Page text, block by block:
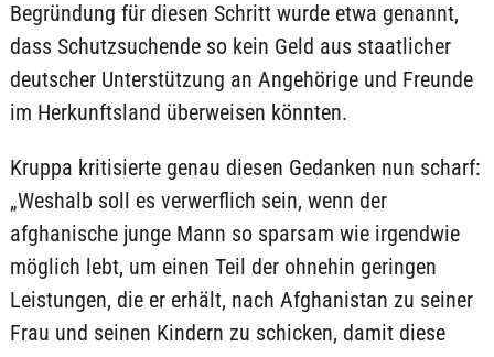
Begründung für diesen Schritt wurde etwa genannt,
dass Schutzsuchende so kein Geld aus staatlicher
deutscher Unterstützung an Angehörige und Freunde
im Herkunftsland überweisen könnten.
Kruppa kritisierte genau diesen Gedanken nun scharf:
„Weshalb soll es verwerflich sein, wenn der
afghanische junge Mann so sparsam wie irgendwie
möglich lebt, um einen Teil der ohnehin geringen
Leistungen, die er erhält, nach Afghanistan zu seiner
Frau und seinen Kindern zu schicken, damit diese